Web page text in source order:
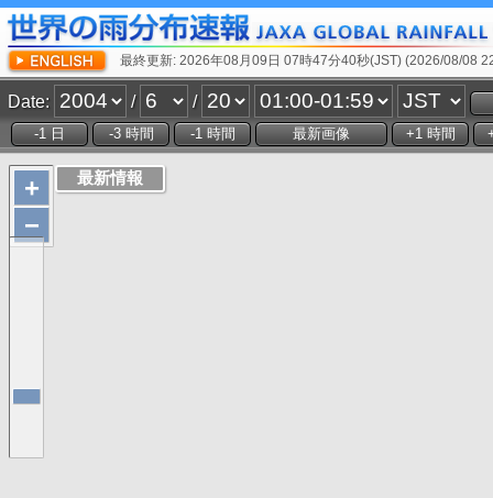
最終更新: 2026年08月09日 07時47分40秒(JST) (2026/08/08
Date: / /
+
−